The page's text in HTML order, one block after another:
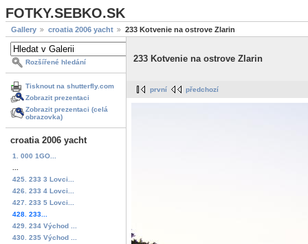
FOTKY.SEBKO.SK
Gallery croatia 2006 yacht 233 Kotvenie na ostrove Zlarin
Rozšířené hledání
Tisknout na shutterfly.com
Zobrazit prezentaci
Zobrazit prezentaci (celá
obrazovka)
croatia 2006 yacht
1. 000 1GO...
425. 233 3 Lovci...
426. 233 4 Lovci...
427. 233 5 Lovci...
428. 233...
429. 234 Východ ...
430. 235 Východ ...
233 Kotvenie na ostrove Zlarin
první předchozí